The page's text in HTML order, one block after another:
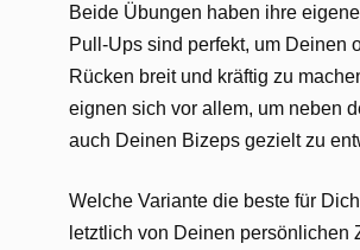
Beide Übungen haben ihre
Pull-Ups sind perfekt, um Deinen
Rücken breit und kräftig zu
eignen sich vor allem, um neben
auch Deinen Bizeps gezielt zu
Welche Variante die beste für
letztlich von Deinen persönlichen